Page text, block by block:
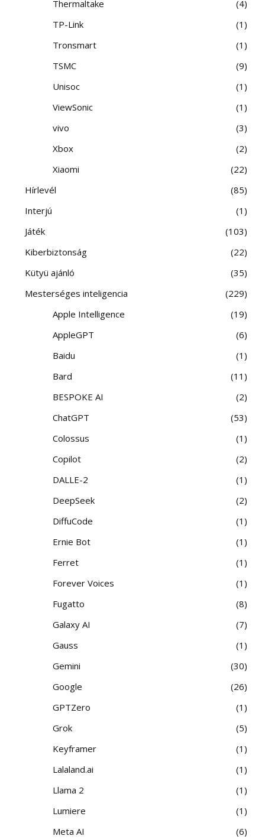
Thermaltake
4
TP-Link
1
Tronsmart
1
TSMC
9
Unisoc
1
ViewSonic
1
vivo
3
Xbox
2
Xiaomi
22
Hírlevél
85
Interjú
1
Játék
103
Kiberbiztonság
22
Kütyü ajánló
35
Mesterséges inteligencia
229
Apple Intelligence
19
AppleGPT
6
Baidu
1
Bard
11
BESPOKE AI
2
ChatGPT
53
Colossus
1
Copilot
2
DALLE-2
1
DeepSeek
2
DiffuCode
1
Ernie Bot
1
Ferret
1
Forever Voices
1
Fugatto
8
Galaxy AI
7
Gauss
1
Gemini
30
Google
26
GPTZero
1
Grok
5
Keyframer
1
Lalaland.ai
1
Llama 2
1
Lumiere
1
Meta AI
6